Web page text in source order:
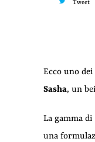
Tweet
Ecco uno
Sasha, un
La gamma di
una